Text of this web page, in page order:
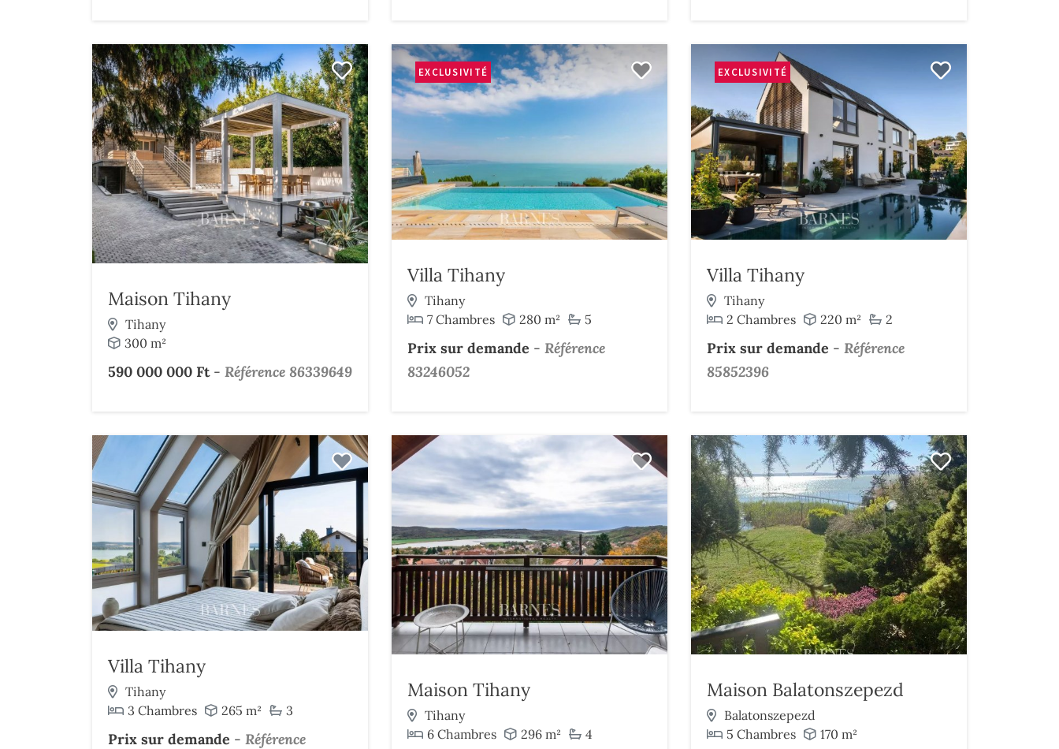
Maison Tihany
Tihany
300 m²
590 000 000 Ft- Référence 86339649
EXCLUSIVITÉ
Villa Tihany
Tihany
7 Chambres
280 m² 5
Prix sur demande - Référence
83246052
EXCLUSIVITÉ
Villa Tihany
Tihany
2 Chambres
220 m² 2
Prix sur demande - Référence
85852396
Villa Tihany
Tihany
3 Chambres
265 m² 3
Prix sur demande - Référence
Maison Tihany
Tihany
6 Chambres
296 m² 4
Maison Balatonszepezd
Balatonszepezd
5 Chambres
170 m²